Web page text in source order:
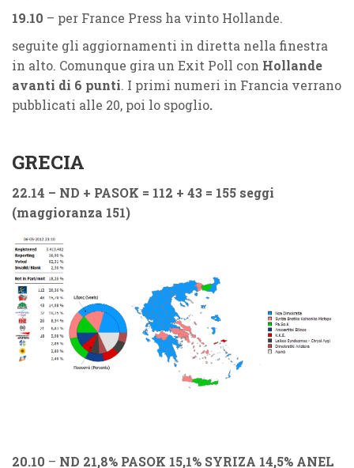
19.10 – per France Press ha vinto Hollande.
seguite gli aggiornamenti in diretta nella finestra
in alto. Comunque gira un Exit Poll con Hollande
avanti di 6 punti. I primi numeri in Francia verrano
pubblicati alle 20, poi lo spoglio.
GRECIA
22.14 – ND + PASOK = 112 + 43 = 155 seggi
(maggioranza 151)
20.10 – ND 21,8% PASOK 15,1% SYRIZA 14,5% ANEL